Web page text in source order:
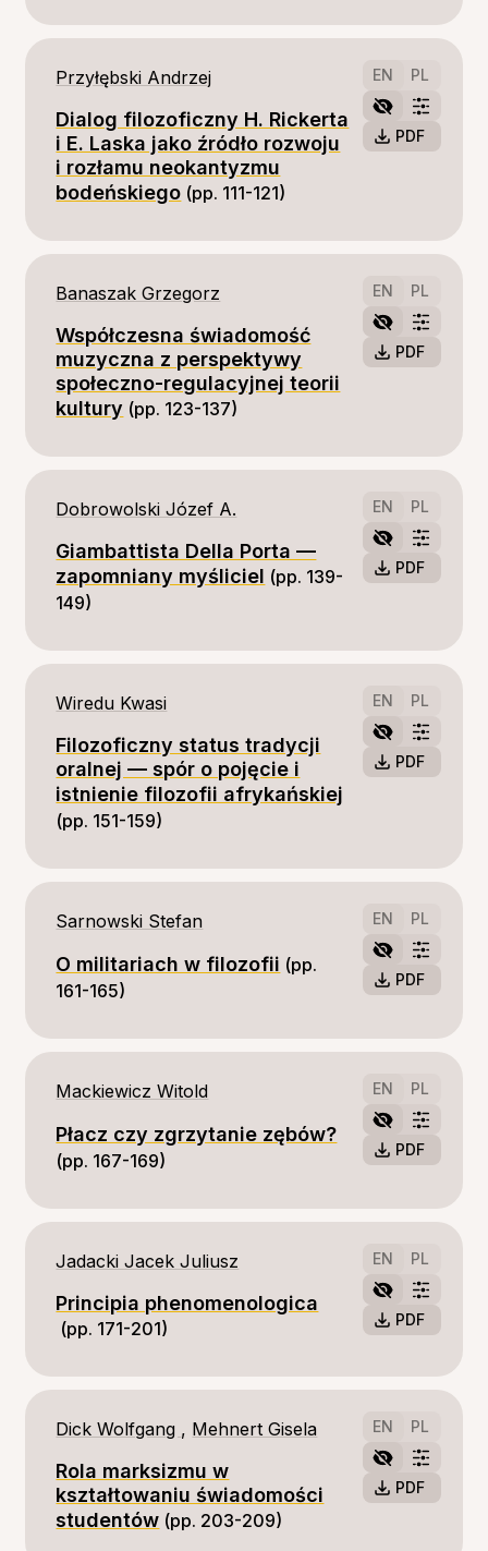
EN PL
PDF
Przyłębski Andrzej
Dialog filozoficzny H. Rickerta
i E. Laska jako źródło rozwoju
i rozłamu neokantyzmu
bodeńskiego (pp. 111-121)
EN PL
PDF
Banaszak Grzegorz
Współczesna świadomość
muzyczna z perspektywy
społeczno-regulacyjnej teorii
kultury (pp. 123-137)
EN PL
PDF
Dobrowolski Józef A.
Giambattista Della Porta —
zapomniany myśliciel (pp. 139-
149)
EN PL
PDF
Wiredu Kwasi
Filozoficzny status tradycji
oralnej — spór o pojęcie i
istnienie filozofii afrykańskiej
(pp. 151-159)
EN PL
PDF
Sarnowski Stefan
O militariach w filozofii (pp.
161-165)
EN PL
PDF
Mackiewicz Witold
Płacz czy zgrzytanie zębów?
(pp. 167-169)
EN PL
PDF
Jadacki Jacek Juliusz
Principia phenomenologica
(pp. 171-201)
EN PL
PDF
Dick Wolfgang , Mehnert Gisela
Rola marksizmu w
kształtowaniu świadomości
studentów (pp. 203-209)